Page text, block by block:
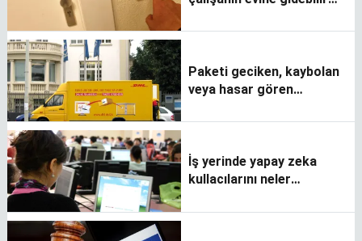
Paketi geciken, kaybolan
veya hasar gören
okusun
İş yerinde yapay zeka
kullacılarını neler